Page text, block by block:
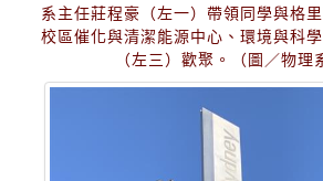
系主任莊程豪（左一）帶領同學與格
校區催化與清潔能源中心、環境與科
（左三）歡聚。（圖／物理